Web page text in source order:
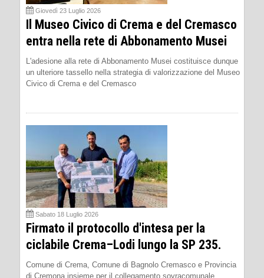
Giovedì 23 Luglio 2026
Il Museo Civico di Crema e del Cremasco
entra nella rete di Abbonamento Musei
L'adesione alla rete di Abbonamento Musei costituisce dunque
un ulteriore tassello nella strategia di valorizzazione del Museo
Civico di Crema e del Cremasco
Sabato 18 Luglio 2026
Firmato il protocollo d'intesa per la
ciclabile Crema–Lodi lungo la SP 235.
Comune di Crema, Comune di Bagnolo Cremasco e Provincia
di Cremona insieme per il collegamento sovracomunale